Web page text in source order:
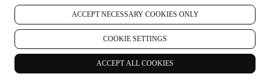
ACCEPT NECESSARY COOKIES ONLY
COOKIE SETTINGS
ACCEPT ALL COOKIES
webbplatsen), skickar vi dig marknadsföringskommunikation
och nyheter om initiativ relaterade till Le Creuset som
marknadsförs av dess dotterbolag och lokala anslutna företag
och samarbetspartner utifrån dina preferenser. Vi kommer att
kontakta dig via e-post, SMS eller sociala medier men även
med hjälp av automatiserade medel. Sådan kommunikation
kommer att beröra Le Creuset-produkter, nya